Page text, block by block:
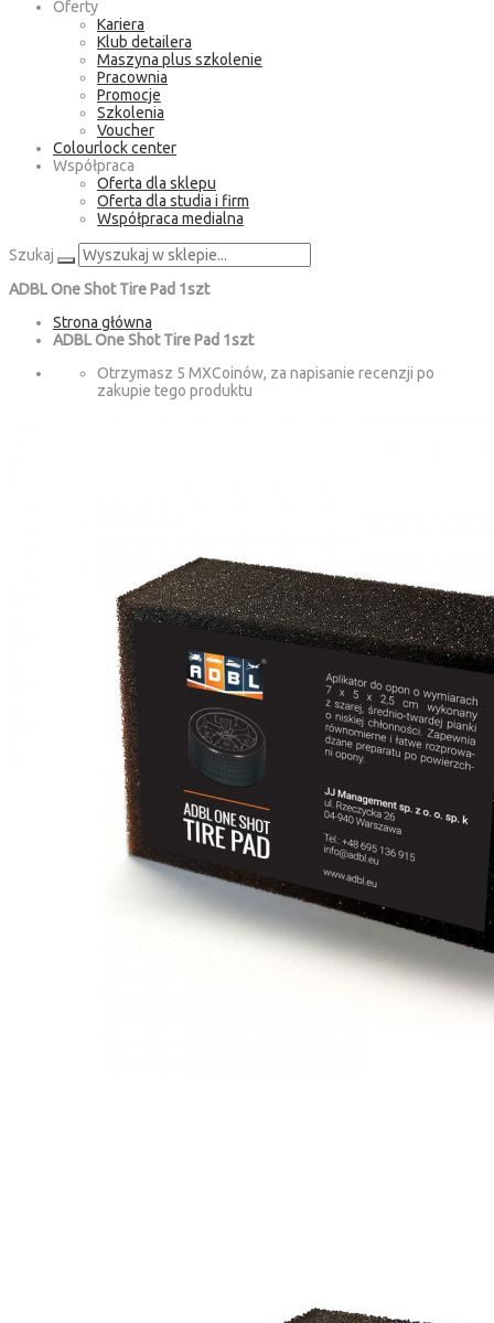
Oferty
Kariera
Klub detailera
Maszyna plus szkolenie
Pracownia
Promocje
Szkolenia
Voucher
Colourlock center
Współpraca
Oferta dla sklepu
Oferta dla studia i firm
Współpraca medialna
Szukaj
ADBL One Shot Tire Pad 1szt
Strona główna
ADBL One Shot Tire Pad 1szt
Otrzymasz 5 MXCoinów, za napisanie recenzji po
zakupie tego produktu